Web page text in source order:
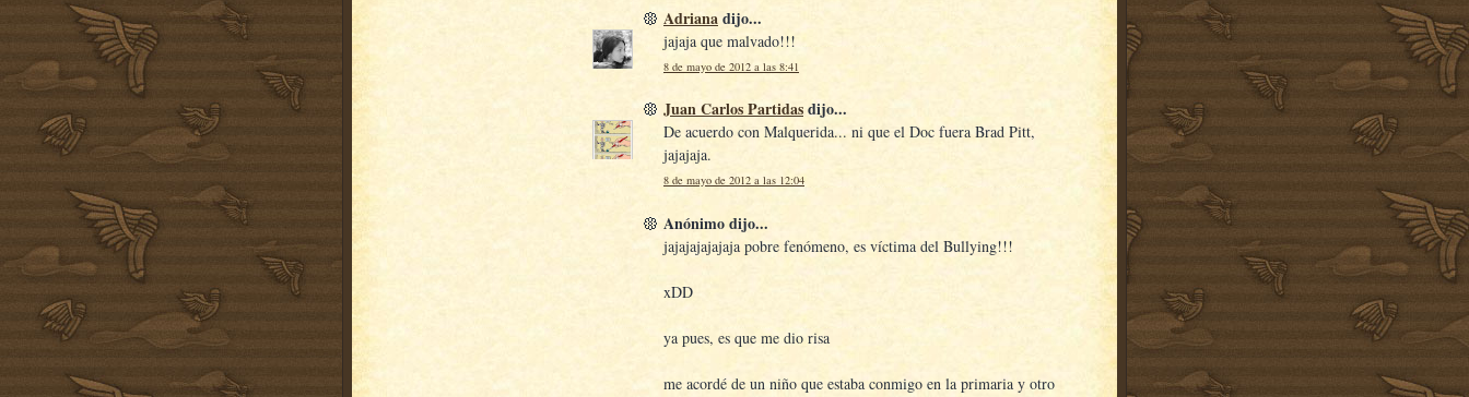
Adrianadijo...
jajaja que malvado!!!
8 de mayo de 2012 a las 8:41
Juan Carlos Partidasdijo...
De acuerdo con Malquerida... ni que el Doc fuera Brad Pitt,
jajajaja.
8 de mayo de 2012 a las 12:04
Anónimo dijo...
jajajajajajaja pobre fenómeno, es víctima del Bullying!!!
xDD
ya pues, es que me dio risa
me acordé de un niño que estaba conmigo en la primaria y otro